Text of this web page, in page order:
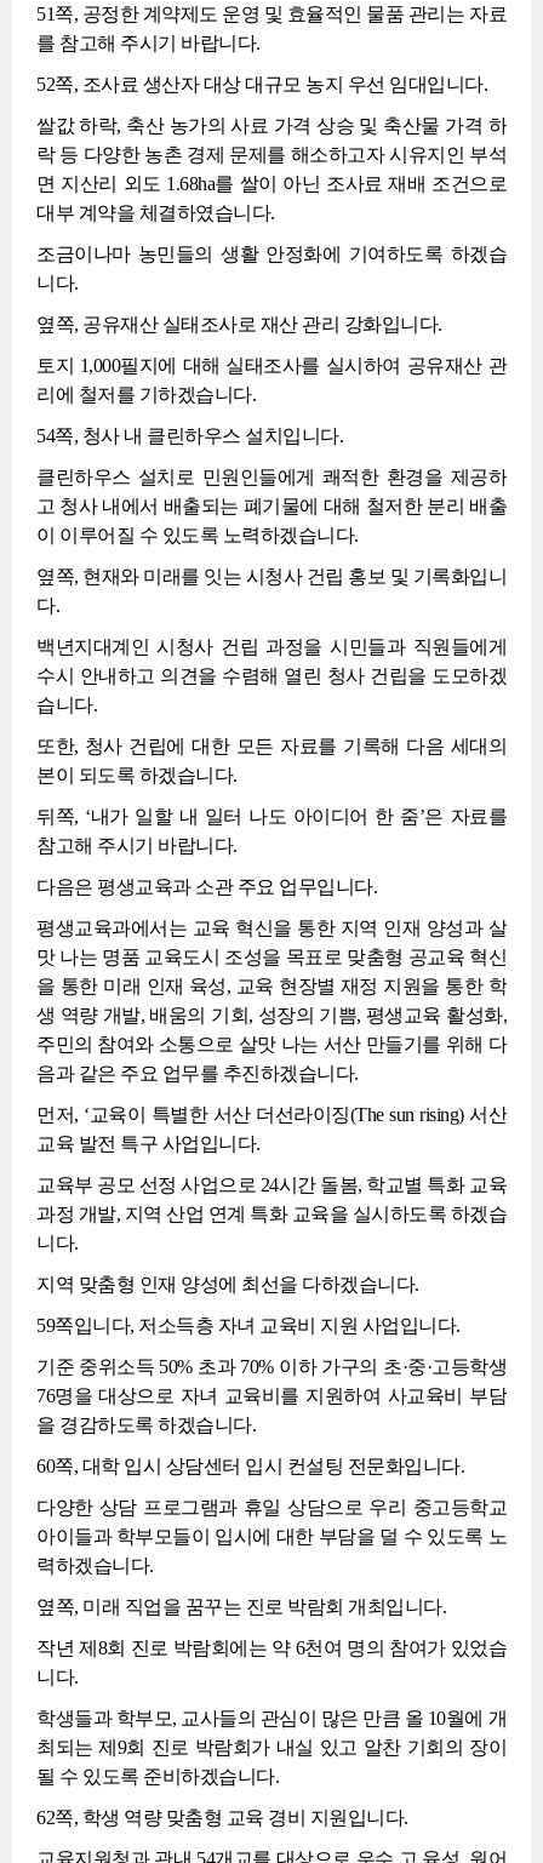
51쪽, 공정한 계약제도 운영 및 효율적인 물품 관리는 자료
를 참고해 주시기 바랍니다.
52쪽, 조사료 생산자 대상 대규모 농지 우선 임대입니다.
쌀값 하락, 축산 농가의 사료 가격 상승 및 축산물 가격 하
락 등 다양한 농촌 경제 문제를 해소하고자 시유지인 부석
면 지산리 외도 1.68ha를 쌀이 아닌 조사료 재배 조건으로
대부 계약을 체결하였습니다.
조금이나마 농민들의 생활 안정화에 기여하도록 하겠습
니다.
옆쪽, 공유재산 실태조사로 재산 관리 강화입니다.
토지 1,000필지에 대해 실태조사를 실시하여 공유재산 관
리에 철저를 기하겠습니다.
54쪽, 청사 내 클린하우스 설치입니다.
클린하우스 설치로 민원인들에게 쾌적한 환경을 제공하
고 청사 내에서 배출되는 폐기물에 대해 철저한 분리 배출
이 이루어질 수 있도록 노력하겠습니다.
옆쪽, 현재와 미래를 잇는 시청사 건립 홍보 및 기록화입니
다.
백년지대계인 시청사 건립 과정을 시민들과 직원들에게
수시 안내하고 의견을 수렴해 열린 청사 건립을 도모하겠
습니다.
또한, 청사 건립에 대한 모든 자료를 기록해 다음 세대의
본이 되도록 하겠습니다.
뒤쪽, ‘내가 일할 내 일터 나도 아이디어 한 줌’은 자료를
참고해 주시기 바랍니다.
다음은 평생교육과 소관 주요 업무입니다.
평생교육과에서는 교육 혁신을 통한 지역 인재 양성과 살
맛 나는 명품 교육도시 조성을 목표로 맞춤형 공교육 혁신
을 통한 미래 인재 육성, 교육 현장별 재정 지원을 통한 학
생 역량 개발, 배움의 기회, 성장의 기쁨, 평생교육 활성화,
주민의 참여와 소통으로 살맛 나는 서산 만들기를 위해 다
음과 같은 주요 업무를 추진하겠습니다.
먼저, ‘교육이 특별한 서산 더선라이징(The sun rising) 서산
교육 발전 특구 사업입니다.
교육부 공모 선정 사업으로 24시간 돌봄, 학교별 특화 교육
과정 개발, 지역 산업 연계 특화 교육을 실시하도록 하겠습
니다.
지역 맞춤형 인재 양성에 최선을 다하겠습니다.
59쪽입니다, 저소득층 자녀 교육비 지원 사업입니다.
기준 중위소득 50% 초과 70% 이하 가구의 초·중·고등학생
76명을 대상으로 자녀 교육비를 지원하여 사교육비 부담
을 경감하도록 하겠습니다.
60쪽, 대학 입시 상담센터 입시 컨설팅 전문화입니다.
다양한 상담 프로그램과 휴일 상담으로 우리 중고등학교
아이들과 학부모들이 입시에 대한 부담을 덜 수 있도록 노
력하겠습니다.
옆쪽, 미래 직업을 꿈꾸는 진로 박람회 개최입니다.
작년 제8회 진로 박람회에는 약 6천여 명의 참여가 있었습
니다.
학생들과 학부모, 교사들의 관심이 많은 만큼 올 10월에 개
최되는 제9회 진로 박람회가 내실 있고 알찬 기회의 장이
될 수 있도록 준비하겠습니다.
62쪽, 학생 역량 맞춤형 교육 경비 지원입니다.
교육지원청과 관내 54개교를 대상으로 우수 고 육성, 원어